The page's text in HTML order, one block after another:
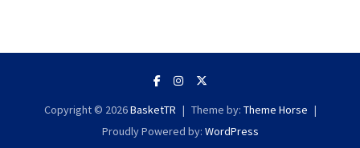
Copyright © 2026BasketTR Theme by: Theme Horse
Proudly Powered by: WordPress